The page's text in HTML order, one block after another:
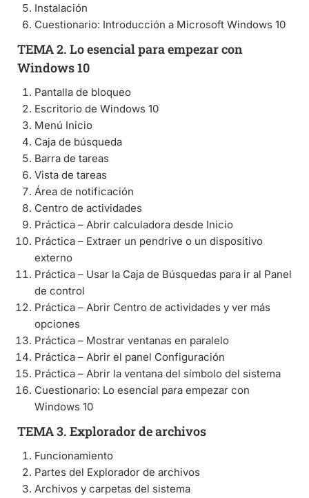
Instalación
Cuestionario: Introducción a Microsoft Windows 10
TEMA 2. Lo esencial para empezar con
Windows 10
Pantalla de bloqueo
Escritorio de Windows 10
Menú Inicio
Caja de búsqueda
Barra de tareas
Vista de tareas
Área de notificación
Centro de actividades
Práctica – Abrir calculadora desde Inicio
Práctica – Extraer un pendrive o un dispositivo
externo
Práctica – Usar la Caja de Búsquedas para ir al Panel
de control
Práctica – Abrir Centro de actividades y ver más
opciones
Práctica – Mostrar ventanas en paralelo
Práctica – Abrir el panel Configuración
Práctica – Abrir la ventana del símbolo del sistema
Cuestionario: Lo esencial para empezar con
Windows 10
TEMA 3. Explorador de archivos
Funcionamiento
Partes del Explorador de archivos
Archivos y carpetas del sistema